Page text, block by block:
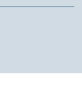
i både